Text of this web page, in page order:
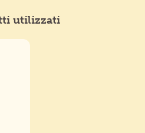
utilizzati